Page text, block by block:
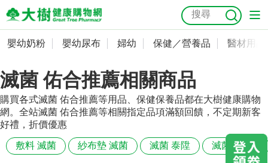
嬰幼奶粉
嬰幼尿布
婦幼
保健／營養品
抗菌 尿布 大樹獨家 益生菌 魚油 幼兒米餅
奶瓶奶嘴
會員資料及密碼修改
常用收件人清單
訂單查詢
收藏清單
嬰幼奶粉 嬰幼尿布 婦幼 保健／營養品 醫材用品
滅菌 佑合推薦相關商品
購買各式滅菌 佑合推薦等用品、保健保養品都在大樹健康購物
網。全站滅菌 佑合推薦等相關指定品項滿額回饋，不定期新客
好禮，折價優惠
敷料 滅菌 紗布墊 滅菌 滅菌 泰陞 滅菌 taicend